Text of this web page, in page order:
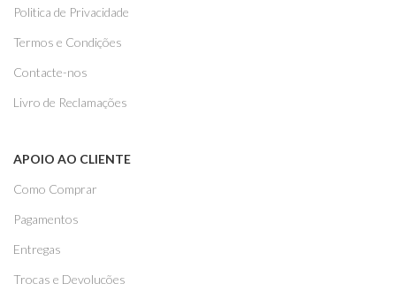
Politica de Privacidade
Termos e Condições
Contacte-nos
Livro de Reclamações
APOIO AO CLIENTE
Como Comprar
Pagamentos
Entregas
Trocas e Devoluções